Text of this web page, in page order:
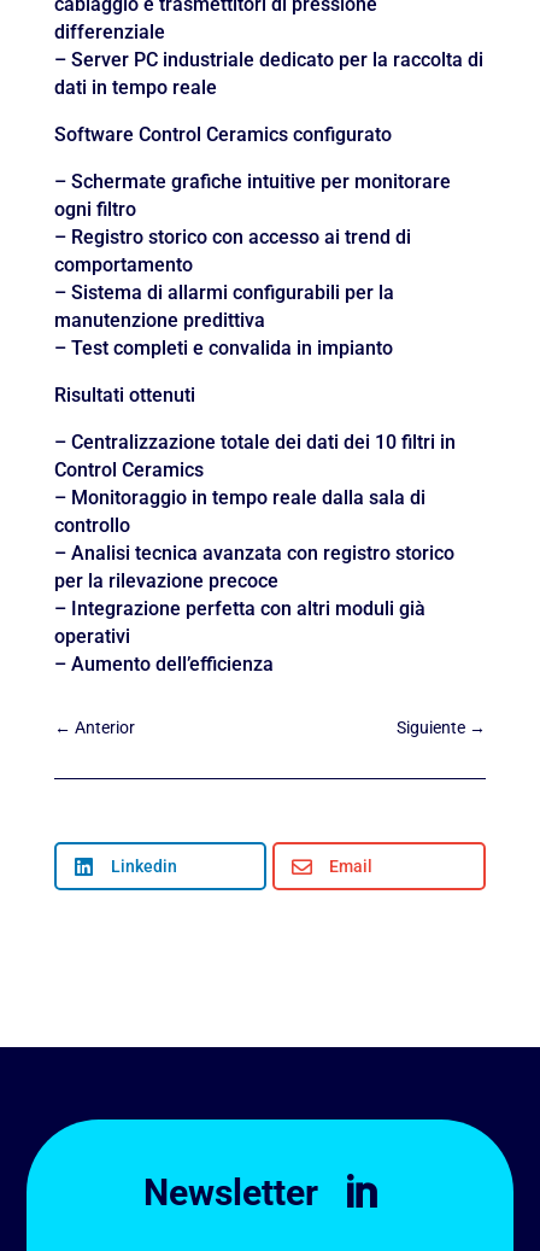
differenziale
– Server PC industriale dedicato per la raccolta di
dati in tempo reale
Software Control Ceramics configurato
– Schermate grafiche intuitive per monitorare
ogni filtro
– Registro storico con accesso ai trend di
comportamento
– Sistema di allarmi configurabili per la
manutenzione predittiva
– Test completi e convalida in impianto
Risultati ottenuti
– Centralizzazione totale dei dati dei 10 filtri in
Control Ceramics
– Monitoraggio in tempo reale dalla sala di
controllo
– Analisi tecnica avanzata con registro storico
per la rilevazione precoce
– Integrazione perfetta con altri moduli già
operativi
– Aumento dell’efficienza
← Anterior Siguiente →
 Linkedin  Email

Newsletter